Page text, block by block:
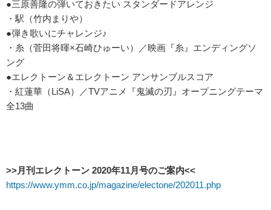
●三原善隆の弾いておきたい スタンダードアレンジ
・駅（竹内まりや）
●弾き歌いにチャレンジ♪
・糸（菅田将暉×石崎ひゅーい）／映画『糸』エンディングソ
ング
●エレクトーン＆エレクトーン アンサンブルスコア
・紅蓮華（LiSA）／TVアニメ『鬼滅の刃』オープニングテーマ
全13曲
>>月刊エレクトーン 2020年11月号のご案内<<
https://www.ymm.co.jp/magazine/electone/202011.php